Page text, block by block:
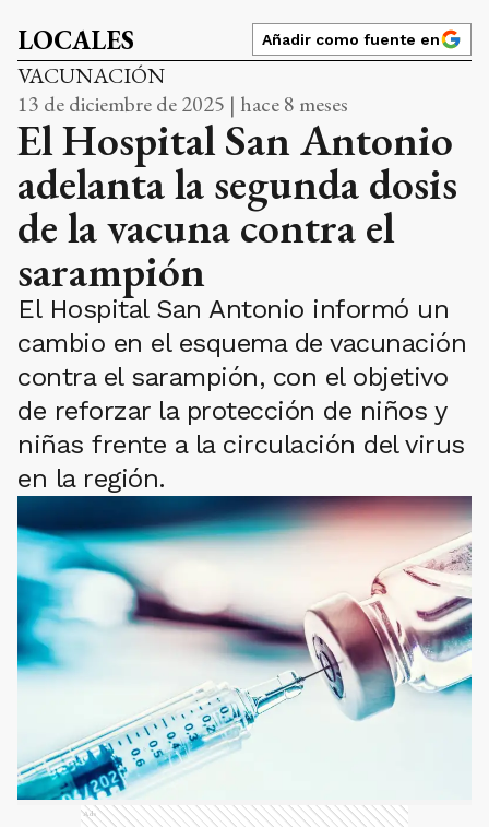
LOCALES Añadir como fuente en
VACUNACIÓN
13 de diciembre de 2025 | hace 8 meses
El Hospital San Antonio
adelanta la segunda dosis
de la vacuna contra el
sarampión
El Hospital San Antonio informó un
cambio en el esquema de vacunación
contra el sarampión, con el objetivo
de reforzar la protección de niños y
niñas frente a la circulación del virus
en la región.
Ads